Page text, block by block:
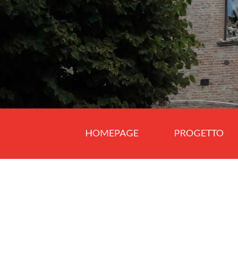
HOMEPAGE PROGETTO